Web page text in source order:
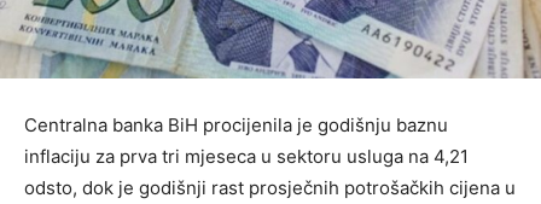
Centralna banka BiH procijenila je godišnju baznu
inflaciju za prva tri mjeseca u sektoru usluga na 4,21
odsto, dok je godišnji rast prosječnih potrošačkih cijena u